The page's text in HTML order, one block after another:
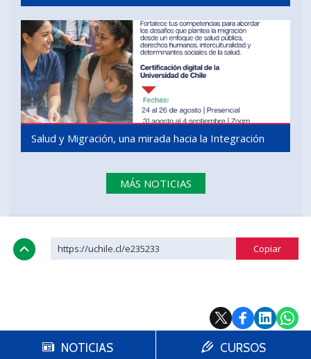
Salud y Migración, una mirada hacia la Integración
MÁS NOTICIAS
https://uchile.cl/e235233
NOTICIAS CURSOS